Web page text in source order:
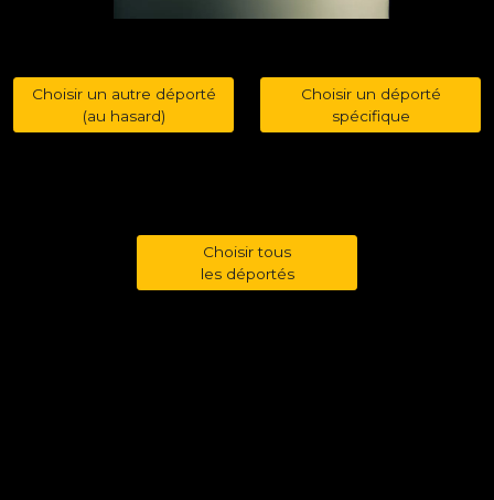
Choisir un autre déporté
(au hasard)
Choisir un déporté
spécifique
Choisir tous
les déportés